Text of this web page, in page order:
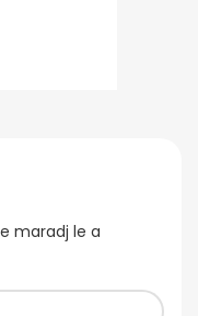
maradj le a